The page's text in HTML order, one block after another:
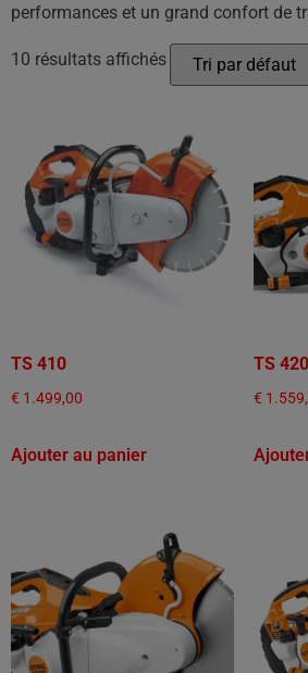
performances et un grand confort de
10 résultats affichés
TS 410
€ 1.499,00
Ajouter au panier
TS 420
€